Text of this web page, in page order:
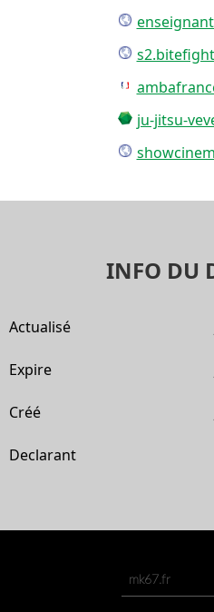
ju-jitsu-
INFO DU
Actualisé
Expire
Créé
Declarant